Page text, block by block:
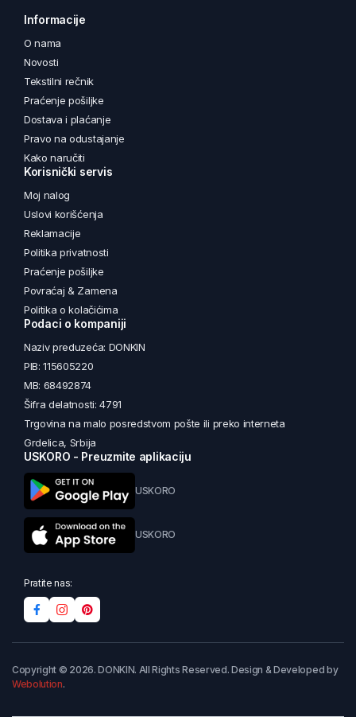
Informacije
O nama
Novosti
Tekstilni rečnik
Praćenje pošiljke
Dostava i plaćanje
Pravo na odustajanje
Kako naručiti
Korisnički servis
Moj nalog
Uslovi korišćenja
Reklamacije
Politika privatnosti
Praćenje pošiljke
Povraćaj & Zamena
Politika o kolačićima
Podaci o kompaniji
Naziv preduzeća: DONKIN
PIB: 115605220
MB: 68492874
Šifra delatnosti: 4791
Trgovina na malo posredstvom pošte ili preko interneta
Grdelica, Srbija
USKORO - Preuzmite aplikaciju
USKORO
USKORO
Pratite nas:
Copyright © 2026. DONKIN. All Rights Reserved. Design & Developed by
Webolution.